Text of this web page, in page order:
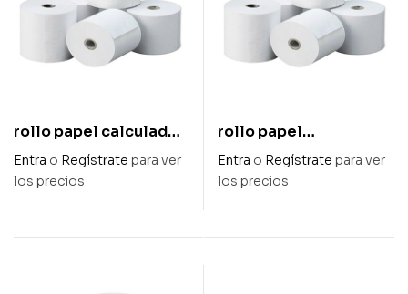
rollo papel calculador
térmico 57 mm x 35
mm d.
Entra o Regístrate para ver
los precios
rollo papel
calculadora térmico
80 mm x 55 mm d.
Entra o Regístrate para ver
los precios